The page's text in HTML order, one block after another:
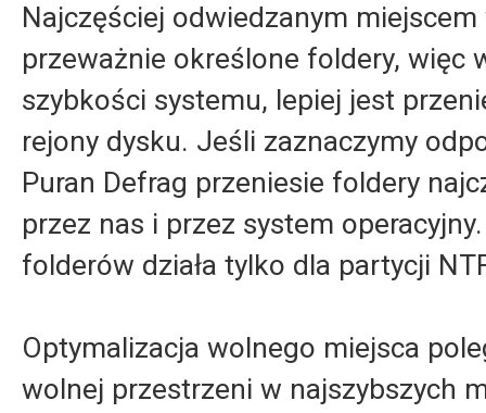
Najczęściej odwiedzanym
przeważnie określone foldery, więc
szybkości systemu, lepiej jest
rejony dysku. Jeśli zaznaczymy
Puran Defrag przeniesie foldery
przez nas i przez system
folderów działa tylko dla partycji
Optymalizacja wolnego miejsca
wolnej przestrzeni w najszybszych